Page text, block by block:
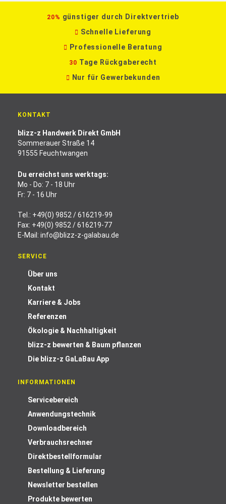
20% günstiger durch Direktvertrieb
Schnelle Lieferung
Professionelle Beratung
30 Tage Rückgaberecht
Nur für Gewerbekunden
KONTAKT
blizz-z Handwerk Direkt GmbH
Sommerauer Straße 14
91555 Feuchtwangen
Du erreichst uns werktags:
Mo - Do: 7 - 18 Uhr
Fr: 7 - 16 Uhr
Tel.: +49(0) 9852 / 616219-99
Fax: +49(0) 9852 / 616219-77
E-Mail: info@blizz-z-galabau.de
SERVICE
Über uns
Kontakt
Karriere & Jobs
Referenzen
Ökologie & Nachhaltigkeit
blizz-z bewerten & Baum pflanzen
Die blizz-z GaLaBau App
INFORMATIONEN
Servicebereich
Anwendungstechnik
Downloadbereich
Verbrauchsrechner
Direktbestellformular
Bestellung & Lieferung
Newsletter bestellen
Produkte bewerten